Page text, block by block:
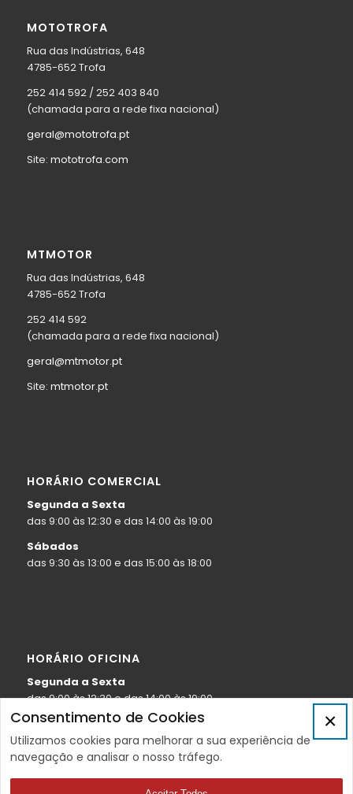
MOTOTROFA
Rua das Indústrias, 648
4785-652 Trofa
252 414 592 / 252 403 840
(chamada para a rede fixa nacional)
geral@mototrofa.pt
Site: mototrofa.com
MTMOTOR
Rua das Indústrias, 648
4785-652 Trofa
252 414 592
(chamada para a rede fixa nacional)
geral@mtmotor.pt
Site: mtmotor.pt
HORÁRIO COMERCIAL
Segunda a Sexta
das 9:00 às 12:30 e das 14:00 às 19:00
Sábados
das 9:30 às 13:00 e das 15:00 às 18:00
HORÁRIO OFICINA
Segunda a Sexta
das 9:00 às 12:30 e das 14:00 às 19:00
Sábados
das 9:30 às 13:00
×
Consentimento de Cookies
Utilizamos cookies para melhorar a sua experiência de
navegação e analisar o nosso tráfego.